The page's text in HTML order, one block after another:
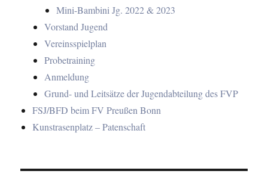
Mini-Bambini Jg. 2022 & 2023
Vorstand Jugend
Vereinsspielplan
Probetraining
Anmeldung
Grund- und Leitsätze der Jugendabteilung des FVP
FSJ/BFD beim FV Preußen Bonn
Kunstrasenplatz – Patenschaft